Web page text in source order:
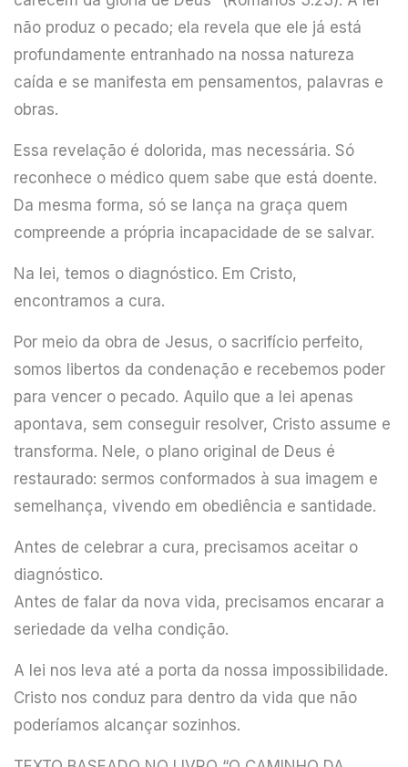
não produz o pecado; ela revela que ele já está
profundamente entranhado na nossa natureza
caída e se manifesta em pensamentos, palavras e
obras.
Essa revelação é dolorida, mas necessária. Só
reconhece o médico quem sabe que está doente.
Da mesma forma, só se lança na graça quem
compreende a própria incapacidade de se salvar.
Na lei, temos o diagnóstico. Em Cristo,
encontramos a cura.
Por meio da obra de Jesus, o sacrifício perfeito,
somos libertos da condenação e recebemos poder
para vencer o pecado. Aquilo que a lei apenas
apontava, sem conseguir resolver, Cristo assume e
transforma. Nele, o plano original de Deus é
restaurado: sermos conformados à sua imagem e
semelhança, vivendo em obediência e santidade.
Antes de celebrar a cura, precisamos aceitar o
diagnóstico.
Antes de falar da nova vida, precisamos encarar a
seriedade da velha condição.
A lei nos leva até a porta da nossa impossibilidade.
Cristo nos conduz para dentro da vida que não
poderíamos alcançar sozinhos.